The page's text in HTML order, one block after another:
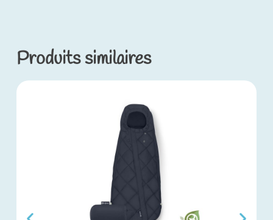
Produits similaires